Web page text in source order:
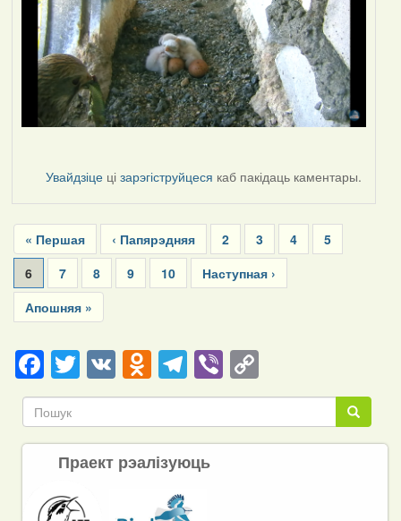
Увайдзіце цізарэгіструйцеся каб пакідаць каментары.
Pagination
First
page
« Першая
Previous
page
‹ Папярэдняя Page
2 Page
3 Page
4 Page
5
Current
page
6 Page
7 Page
8 Page
9 Page
10
Next
page
Наступная ›
Last
page
Апошняя »
Facebook
Twitter
VKOdnoklassniki
Telegram
ViberCopy
Link Пошук
Пошук
Праект рэалізуюць